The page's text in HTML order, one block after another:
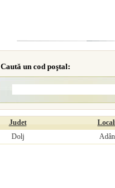
Caută un cod poştal:
Judet
Dolj